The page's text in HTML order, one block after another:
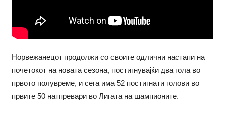
Норвежанецот продолжи со своите одлични настапи на
почетокот на новата сезона, постигнувајќи два гола во
првото полувреме, и сега има 52 постигнати голови во
првите 50 натпревари во Лигата на шампионите.